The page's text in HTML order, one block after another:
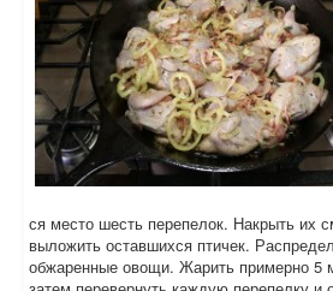
ся место шесть перепелок. Накрыть их
выложить оставшихся птичек.
обжаренные овощи. Жарить примерно 5